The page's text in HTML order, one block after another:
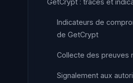
GetCrypt : traces et
Indicateurs de
de GetCrypt
Collecte des preuves
Signalement aux